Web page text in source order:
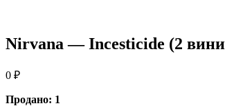
Nirvana — Incesticide (2
0 ₽
Продано: 1